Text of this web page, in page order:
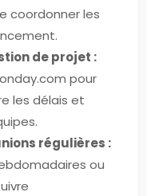
coordonner les
de projet :
pour
les délais et
régulières :
ou